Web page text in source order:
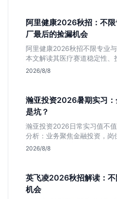
阿里健康2026秋招：不
厂最后的捡漏机会
阿里健康2026秋招不限专业
本文解读其医疗赛道稳定性、
岗位面试节奏，帮应届生判断
2026/8/8
瀚亚投资2026暑期实习
是坑？
瀚亚投资2026日常实习值不
分析：业务聚焦金融投资，岗
不明确。适合急需上海高含金
2026/8/8
英飞凌2026秋招解读：
机会